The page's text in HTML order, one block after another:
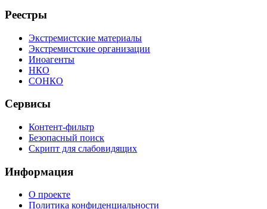
Реестры
Экстремистские материалы
Экстремистские организации
Иноагенты
НКО
СОНКО
Сервисы
Контент-фильтр
Безопасный поиск
Скрипт для слабовидящих
Информация
О проекте
Политика конфиденциальности